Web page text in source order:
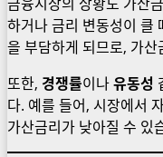
하거나 금리 변동성이 클
을 부담하게 되므로, 가
또한, 경쟁률이나유동성
다. 예를 들어, 시장에서
가산금리가 낮아질 수 있